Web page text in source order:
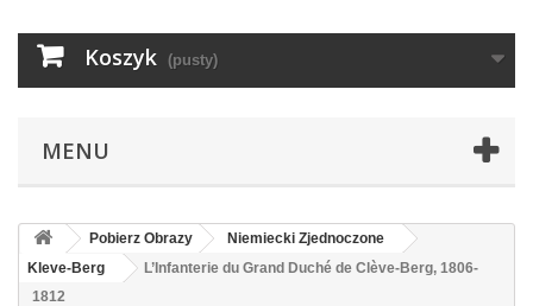
Koszyk (pusty)
MENU
Pobierz Obrazy
Niemiecki Zjednoczone
Kleve-Berg
L’Infanterie du Grand Duché de Clève-Berg, 1806-
1812